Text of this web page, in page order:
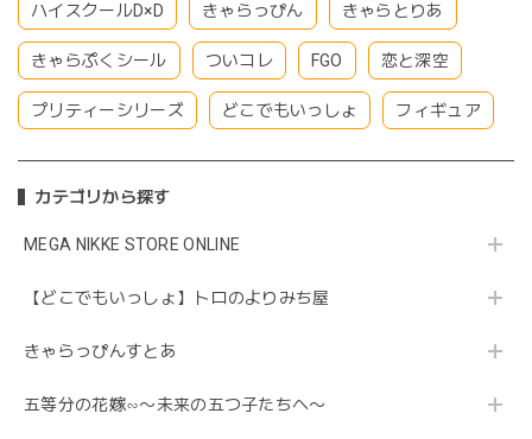
ハイスクールD×D きゃらっぴん きゃらとりあ
きゃらぷくシール ついコレ FGO 恋と深空
プリティーシリーズ どこでもいっしょ フィギュア
カテゴリから探す
MEGA NIKKE STORE ONLINE
【どこでもいっしょ】トロのよりみち屋
きゃらっぴんすとあ
五等分の花嫁∽〜未来の五つ子たちへ〜